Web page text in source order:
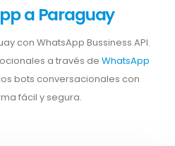
a Paraguay
con WhatsApp Bussiness API.
a través de WhatsApp
bots conversacionales con
fácil y segura.